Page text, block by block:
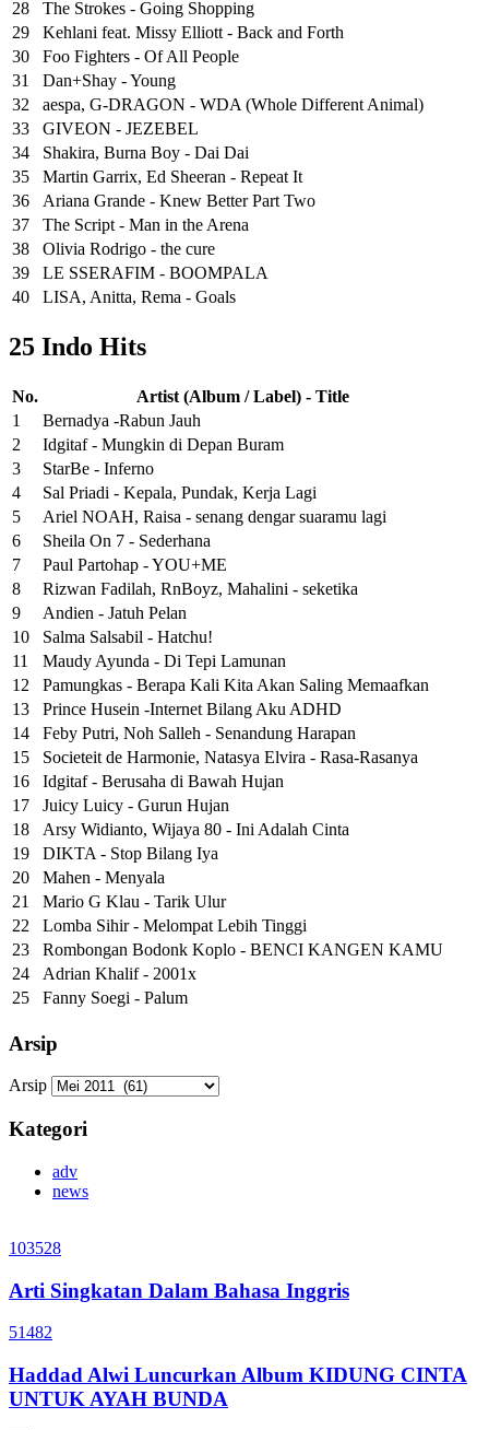
28
The Strokes - Going Shopping
29
Kehlani feat. Missy Elliott - Back and Forth
30
Foo Fighters - Of All People
31
Dan+Shay - Young
32
aespa, G-DRAGON - WDA (Whole Different Animal)
33
GIVEON - JEZEBEL
34
Shakira, Burna Boy - Dai Dai
35
Martin Garrix, Ed Sheeran - Repeat It
36
Ariana Grande - Knew Better Part Two
37
The Script - Man in the Arena
38
Olivia Rodrigo - the cure
39
LE SSERAFIM - BOOMPALA
40
LISA, Anitta, Rema - Goals
25 Indo Hits
No.
Artist (Album / Label) - Title
1
Bernadya -Rabun Jauh
2
Idgitaf - Mungkin di Depan Buram
3
StarBe - Inferno
4
Sal Priadi - Kepala, Pundak, Kerja Lagi
5
Ariel NOAH, Raisa - senang dengar suaramu lagi
6
Sheila On 7 - Sederhana
7
Paul Partohap - YOU+ME
8
Rizwan Fadilah, RnBoyz, Mahalini - seketika
9
Andien - Jatuh Pelan
10
Salma Salsabil - Hatchu!
11
Maudy Ayunda - Di Tepi Lamunan
12
Pamungkas - Berapa Kali Kita Akan Saling Memaafkan
13
Prince Husein -Internet Bilang Aku ADHD
14
Feby Putri, Noh Salleh - Senandung Harapan
15
Societeit de Harmonie, Natasya Elvira - Rasa-Rasanya
16
Idgitaf - Berusaha di Bawah Hujan
17
Juicy Luicy - Gurun Hujan
18
Arsy Widianto, Wijaya 80 - Ini Adalah Cinta
19
DIKTA - Stop Bilang Iya
20
Mahen - Menyala
21
Mario G Klau - Tarik Ulur
22
Lomba Sihir - Melompat Lebih Tinggi
23
Rombongan Bodonk Koplo - BENCI KANGEN KAMU
24
Adrian Khalif - 2001x
25
Fanny Soegi - Palum
Arsip
Arsip
Kategori
adv
news
103528
Arti Singkatan Dalam Bahasa Inggris
51482
Haddad Alwi Luncurkan Album KIDUNG CINTA
UNTUK AYAH BUNDA